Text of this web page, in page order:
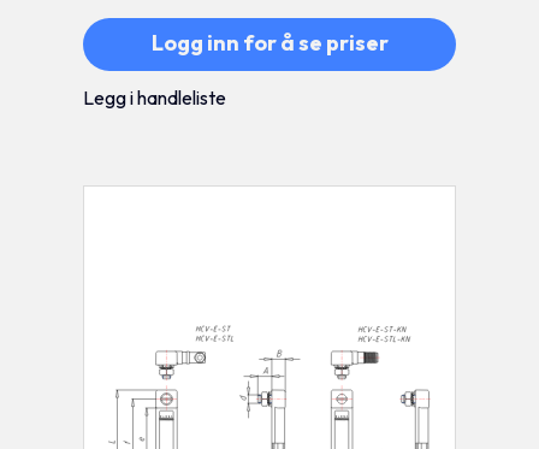
Logg inn for å se priser
Legg i handleliste